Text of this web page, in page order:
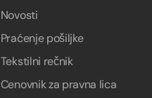
Novosti
Praćenje pošiljke
Tekstilni rečnik
Cenovnik za pravna lica